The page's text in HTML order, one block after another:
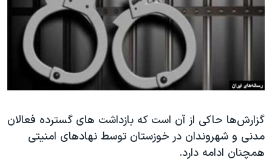
فرهنگ و زندگی
حقوق شهروندی
گالری عکس
آرشیو پخش زنده
مستندها
انتخابات ریاست جمهوری آمریکا ۲۰۲۴
حمله جمهوری اسلامی به اسرائیل
اعتراضات زن، زندگی، آزادی
مجموعه مستندهای دادخواهی
دنبال کنید
زبانهای مختلف
گزارش‌ها حاکی از آن است که بازداشت های گسترده فعالان
مدنی و شهروندان در خوزستان توسط نهادهای امنیتی
همچنان ادامه دارد.